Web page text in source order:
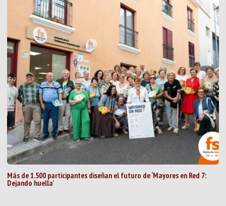
Más de 1.500 participantes diseñan el futuro de ‘Mayores en Red 7:
Dejando huella’